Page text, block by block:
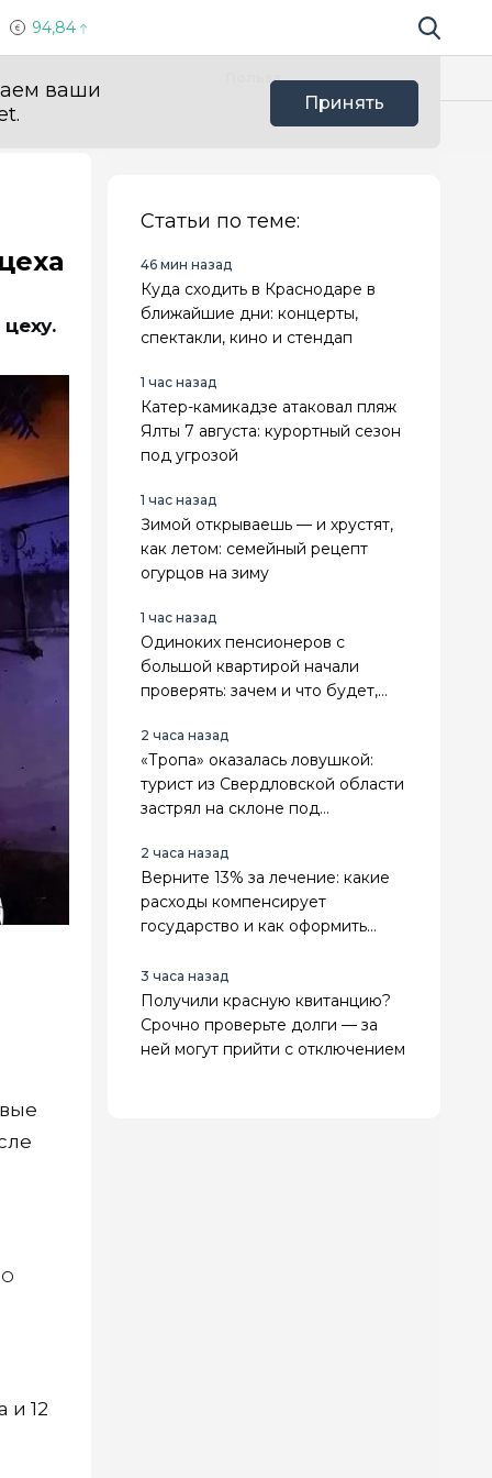
94,84 Поиск по
ваши
Принять
Польза
и 12
Статьи по теме:
46 мин назад
Куда сходить в Краснодаре в
ближайшие дни: концерты,
спектакли, кино и стендап
1 час назад
Катер-камикадзе атаковал пляж
Ялты 7 августа: курортный сезон
под угрозой
1 час назад
Зимой открываешь — и хрустят,
как летом: семейный рецепт
огурцов на зиму
1 час назад
Одиноких пенсионеров с
большой квартирой начали
проверять: зачем и что будет,
2 часа назад
«Тропа» оказалась ловушкой:
турист из Свердловской области
застрял на склоне под
2 часа назад
Верните 13% за лечение: какие
расходы компенсирует
государство и как оформить
3 часа назад
Получили красную квитанцию?
Срочно проверьте долги — за
ней могут прийти с отключением